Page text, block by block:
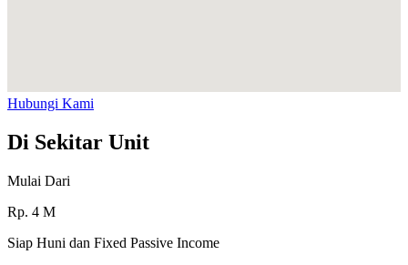
Hubungi Kami
Di Sekitar Unit
Mulai Dari
Rp. 4 M
Siap Huni dan Fixed Passive Income